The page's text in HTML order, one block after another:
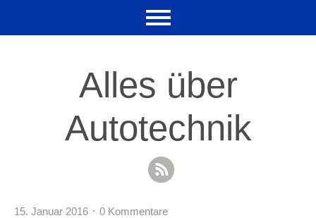
Alles über
Autotechnik
RSS Feed
15. Januar 2016 0 Kommentare